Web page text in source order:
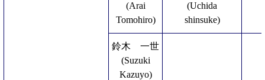
(Arai
Tomohiro)
(Uchida
shinsuke)
鈴木 一世
(Suzuki
Kazuyo)